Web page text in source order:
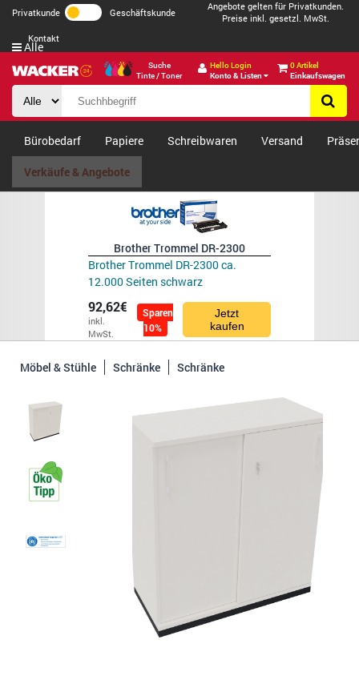
Privatkunde Geschäftskunde
Angebote gelten für Privatkunden.
Preise inkl. gesetzl. MwSt.
Kontakt
Suche
Tinte / Toner
Hello Login
Konto & Listen
0 Artikel
Einkaufswagen
Alle
Bürobedarf Papiere Schreibwaren Versand
Verkäufe & Angebote
Brother Trommel DR-2300
Brother Trommel DR-2300 ca.
12.000 Seiten schwarz
92,62€
inkl.
MwSt.
Sparen
10%
Jetzt
kaufen
Möbel & Stühle Schränke Schränke